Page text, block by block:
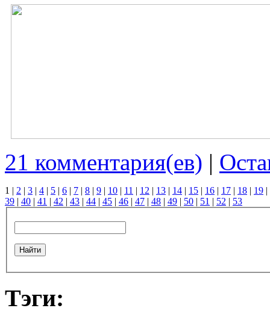
21 комментария(ев) |
1 | 2 | 3 | 4 | 5 | 6 | 7 | 8 | 9 | 10 | 11 | 12 | 13 | 14 | 15 | 16 | 17 | 18 | 19 |
39 | 40 | 41 | 42 | 43 | 44 | 45 | 46 | 47 | 48 | 49 | 50 | 51 | 52 | 53
Тэги: